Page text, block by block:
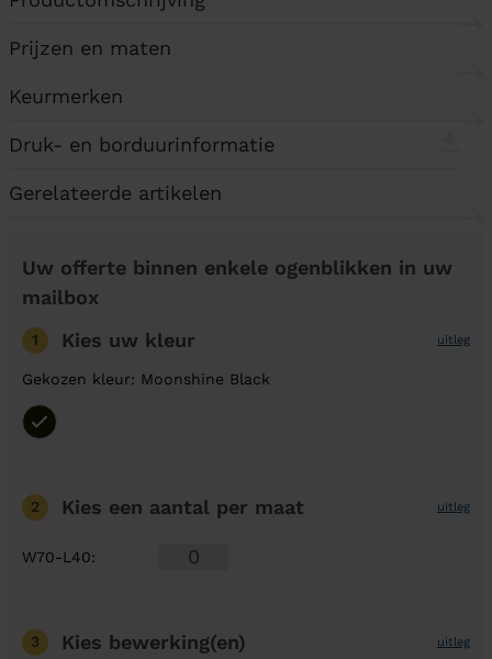
Prijzen en maten
Keurmerken
Druk- en borduurinformatie
Gerelateerde artikelen
Uw offerte binnen enkele ogenblikken in uw
mailbox
1 Kies uw kleur uitleg
Gekozen kleur: Moonshine Black
2 Kies een aantal per maat uitleg
W70-L40:
3 Kies bewerking(en) uitleg